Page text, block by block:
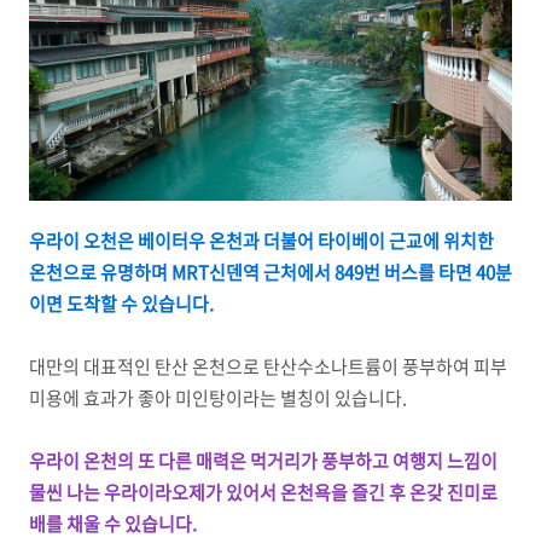
우라이 오천은 베이터우 온천과 더불어 타이베이 근교에 위치한
온천으로 유명하며 MRT신덴역 근처에서 849번 버스를 타면 40분
이면 도착할 수 있습니다.
대만의 대표적인 탄산 온천으로 탄산수소나트륨이 풍부하여 피부
미용에 효과가 좋아 미인탕이라는 별칭이 있습니다.
우라이 온천의 또 다른 매력은 먹거리가 풍부하고 여행지 느낌이
물씬 나는 우라이라오제가 있어서 온천욕을 즐긴 후 온갖 진미로
배를 채울 수 있습니다.